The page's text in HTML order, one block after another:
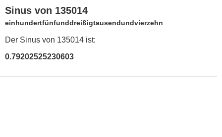
Sinus von 135014
einhundertfünfunddreißigtausendundvierzehn
Der Sinus von 135014 ist:
0.79202525230603